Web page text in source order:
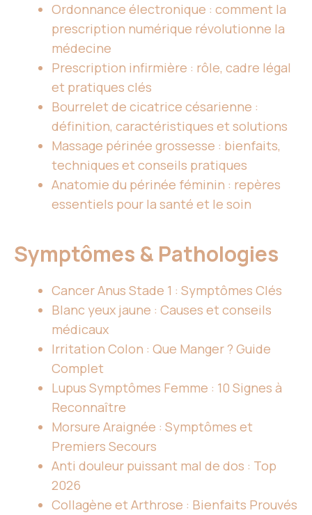
Ordonnance électronique : comment la
prescription numérique révolutionne la
médecine
Prescription infirmière : rôle, cadre légal
et pratiques clés
Bourrelet de cicatrice césarienne :
définition, caractéristiques et solutions
Massage périnée grossesse : bienfaits,
techniques et conseils pratiques
Anatomie du périnée féminin : repères
essentiels pour la santé et le soin
Symptômes & Pathologies
Cancer Anus Stade 1 : Symptômes Clés
Blanc yeux jaune : Causes et conseils
médicaux
Irritation Colon : Que Manger ? Guide
Complet
Lupus Symptômes Femme : 10 Signes à
Reconnaître
Morsure Araignée : Symptômes et
Premiers Secours
Anti douleur puissant mal de dos : Top
2026
Collagène et Arthrose : Bienfaits Prouvés